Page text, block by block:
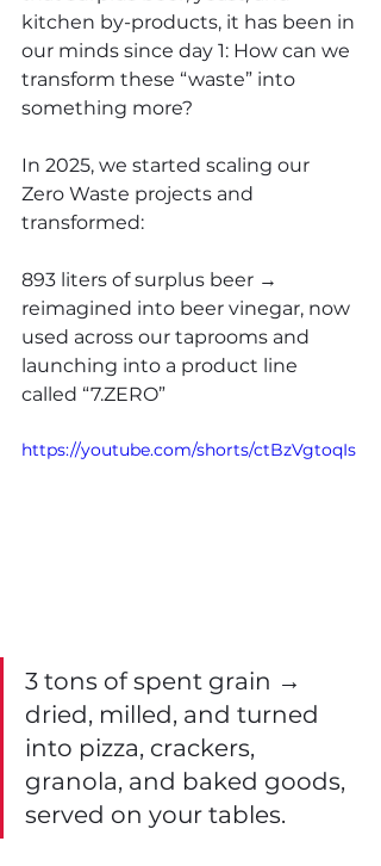
kitchen by-products, it has been in
our minds since day 1: How can we
transform these “waste” into
something more?
In 2025, we started scaling our
Zero Waste projects and
transformed:
893 liters of surplus beer →
reimagined into beer vinegar, now
used across our taprooms and
launching into a product line
called “7.ZERO”
https://youtube.com/shorts/ctBzVgtoqIs
3 tons of spent grain →
dried, milled, and turned
into pizza, crackers,
granola, and baked goods,
served on your tables.